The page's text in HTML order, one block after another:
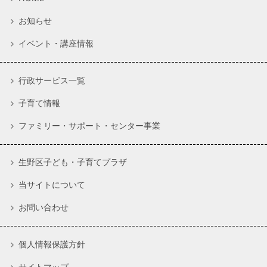
お知らせ
イベント・講座情報
行政サービス一覧
子育て情報
ファミリー・サポート・センター事業
生野区子ども・子育てプラザ
当サイトについて
お問い合わせ
個人情報保護方針